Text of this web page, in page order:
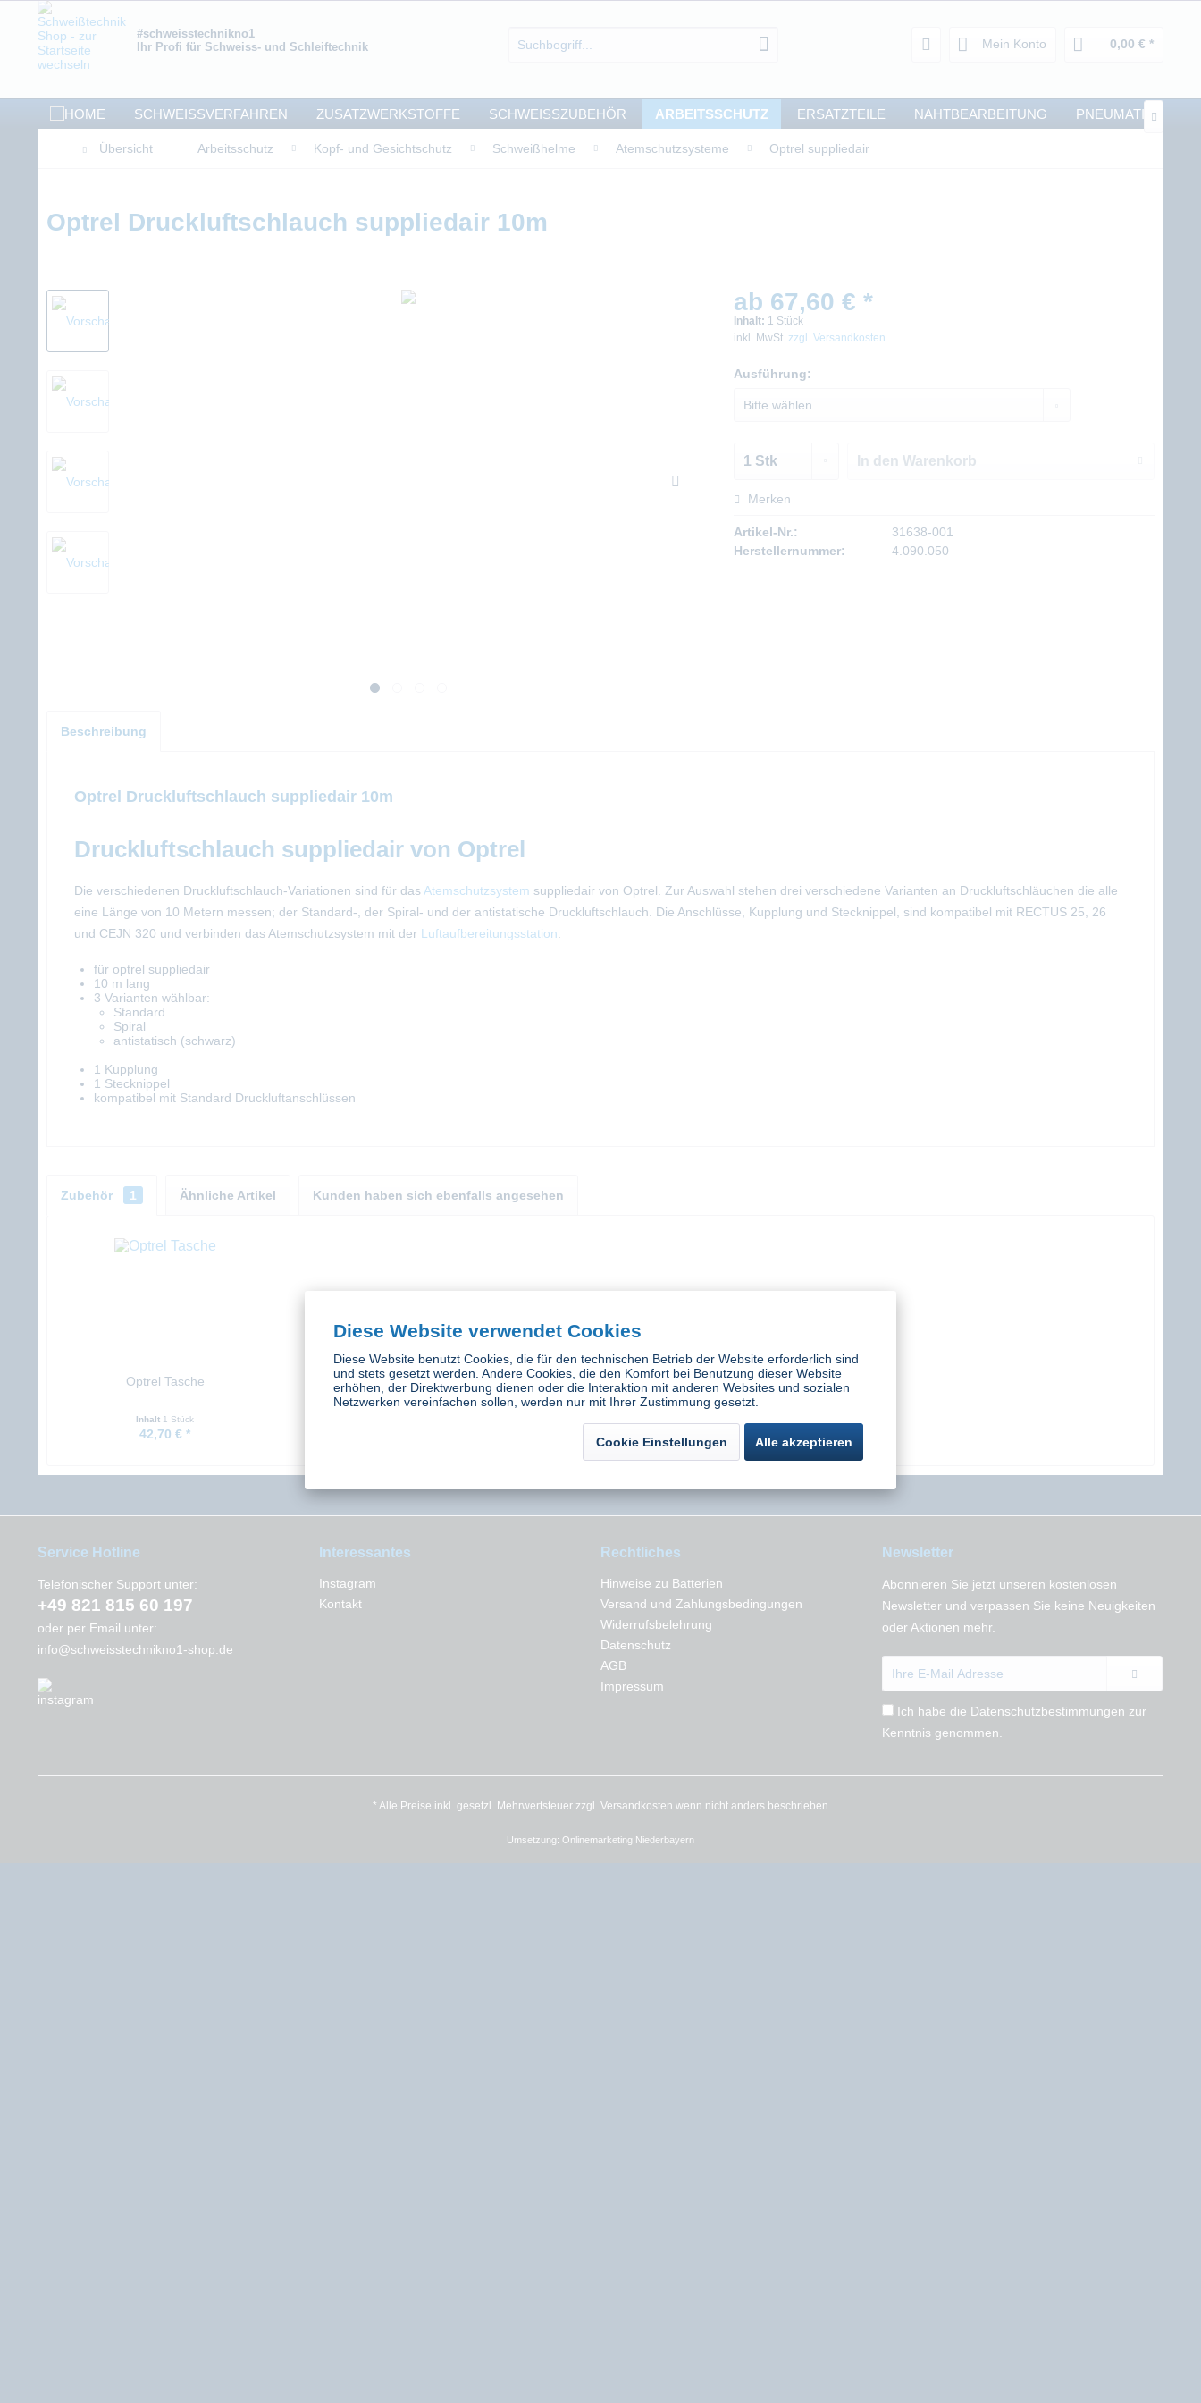
#schweisstechnikno1
Ihr Profi für Schweiss- und Schleiftechnik
Mein Konto 0,00 € *
SCHWEISSVERFAHREN ZUSATZWERKSTOFFE SCHWEISSZUBEHÖR ARBEITSSCHUTZ ERSATZTEILE NAHTBEARBEITUNG PNEUMATIK
Übersicht Arbeitsschutz Kopf- und Gesichtschutz Schweißhelme Atemschutzsysteme Optrel suppliedair
Optrel Druckluftschlauch suppliedair 10m
ab 67,60 € *
Inhalt: 1 Stück
inkl. MwSt. zzgl. Versandkosten
Ausführung:
In den Warenkorb
Merken
Artikel-Nr.:
31638-001
Herstellernummer:
4.090.050
Beschreibung
Optrel Druckluftschlauch suppliedair 10m
Druckluftschlauch suppliedair von Optrel
Die verschiedenen Druckluftschlauch-Variationen sind für das Atemschutzsystem suppliedair von Optrel. Zur Auswahl stehen drei verschiedene Varianten an Druckluftschläuchen die alle
eine Länge von 10 Metern messen; der Standard-, der Spiral- und der antistatische Druckluftschlauch. Die Anschlüsse, Kupplung und Stecknippel, sind kompatibel mit RECTUS 25, 26
und CEJN 320 und verbinden das Atemschutzsystem mit der Luftaufbereitungsstation
für optrel suppliedair
10 m lang
3 Varianten wählbar:
Standard
Spiral
antistatisch (schwarz)
1 Kupplung
1 Stecknippel
kompatibel mit Standard Druckluftanschlüssen
Zubehör 1 Ähnliche Artikel Kunden haben sich ebenfalls angesehen
Optrel Tasche
Inhalt 1 Stück
42,70 € *
Service Hotline
Telefonischer Support unter:
+49 821 815 60 197
oder per Email unter:
info@schweisstechnikno1-shop.de
Interessantes
Instagram
Kontakt
Rechtliches
Hinweise zu Batterien
Versand und Zahlungsbedingungen
Widerrufsbelehrung
Datenschutz
AGB
Impressum
Newsletter
Abonnieren Sie jetzt unseren kostenlosen
Newsletter und verpassen Sie keine Neuigkeiten
oder Aktionen mehr.
Ich habe die Datenschutzbestimmungen zur
Kenntnis genommen.
* Alle Preise inkl. gesetzl. Mehrwertsteuer zzgl. Versandkosten wenn nicht anders beschrieben
Umsetzung: Onlinemarketing Niederbayern
Diese Website verwendet Cookies
Diese Website benutzt Cookies, die für den technischen Betrieb der Website erforderlich sind
und stets gesetzt werden. Andere Cookies, die den Komfort bei Benutzung dieser Website
erhöhen, der Direktwerbung dienen oder die Interaktion mit anderen Websites und sozialen
Netzwerken vereinfachen sollen, werden nur mit Ihrer Zustimmung gesetzt.
Cookie Einstellungen Alle akzeptieren